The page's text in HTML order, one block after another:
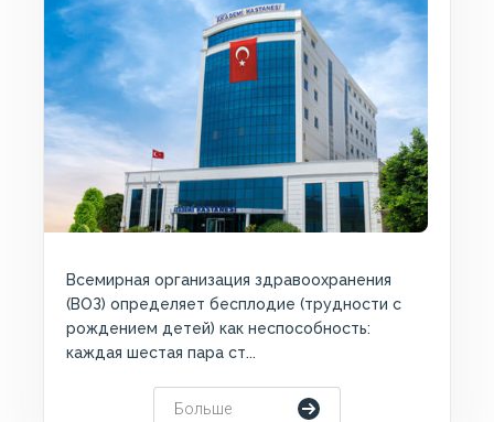
Всемирная организация здравоохранения
(ВОЗ) определяет бесплодие (трудности с
рождением детей) как неспособность:
каждая шестая пара ст...
Больше